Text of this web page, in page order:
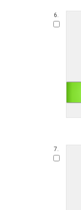
6.
7.